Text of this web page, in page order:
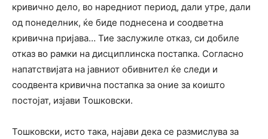
кривично дело, во наредниот период, дали утре, дали
од понеделник, ќе биде поднесена и соодветна
кривична пријава… Тие заслужиле отказ, си добиле
отказ во рамки на дисциплинска постапка. Согласно
напатствијата на јавниот обивнител ќе следи и
соодвента кривична постапка за оние за коишто
постојат, изјави Тошковски.
Тошковски, исто така, најави дека се размислува за